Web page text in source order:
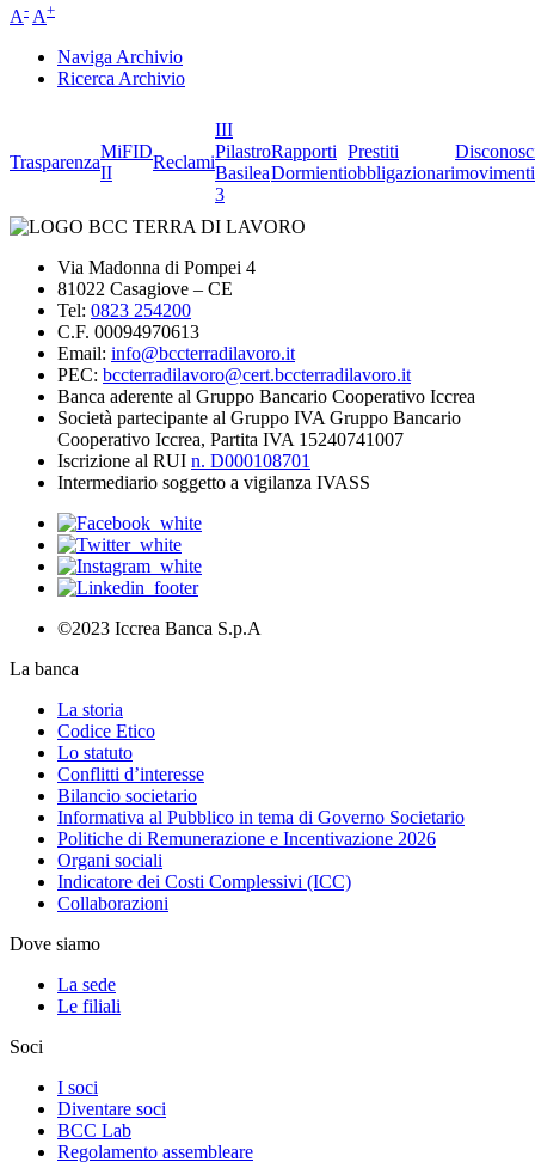
A- A+
Naviga Archivio
Ricerca Archivio
Trasparenza
MiFID
II
Reclami
III
Pilastro
Basilea
3
Rapporti
Dormienti
Prestiti
obbligazionarimovimenti
Via Madonna di Pompei 4
81022 Casagiove – CE
Tel: 0823 254200
C.F. 00094970613
Email: info@bccterradilavoro.it
PEC: bccterradilavoro@cert.bccterradilavoro.it
Banca aderente al Gruppo Bancario Cooperativo Iccrea
Società partecipante al Gruppo IVA Gruppo Bancario
Cooperativo Iccrea, Partita IVA 15240741007
Iscrizione al RUI n. D000108701
Intermediario soggetto a vigilanza IVASS
©2023 Iccrea Banca S.p.A
La banca
La storia
Codice Etico
Lo statuto
Conflitti d’interesse
Bilancio societario
Informativa al Pubblico in tema di Governo Societario
Politiche di Remunerazione e Incentivazione 2026
Organi sociali
Indicatore dei Costi Complessivi (ICC)
Collaborazioni
Dove siamo
La sede
Le filiali
Soci
I soci
Diventare soci
BCC Lab
Regolamento assembleare